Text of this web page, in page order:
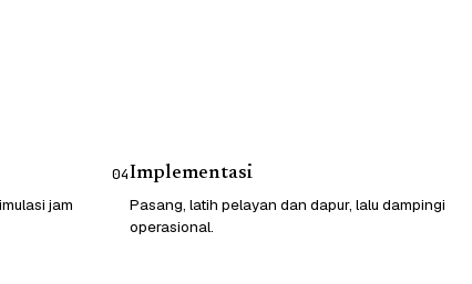
jam
04Implementasi
Pasang, latih pelayan dan dapur, lalu dampingi
operasional.